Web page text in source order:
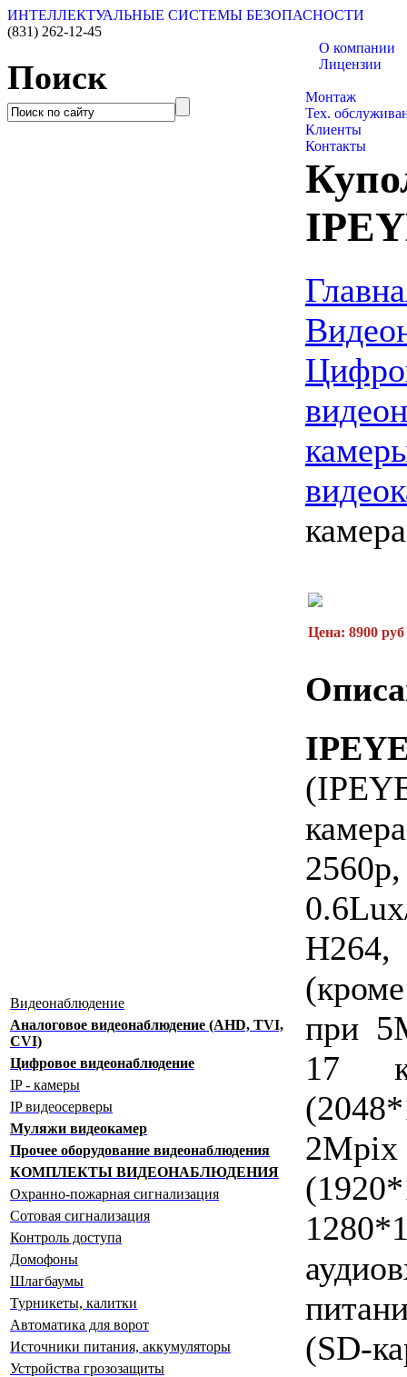
ИНТЕЛЛЕКТУАЛЬНЫЕ СИСТЕМЫ БЕЗОПАСНОСТИ
(831) 262-12-45
Поиск
О компании
Лицензии
Монтаж
Тех.
Клиенты
Контакты
Видеонаблюдение
Аналоговое видеонаблюдение (AHD, TVI,
CVI)
Цифровое видеонаблюдение
IP - камеры
IP видеосерверы
Муляжи видеокамер
Прочее оборудование видеонаблюдения
КОМПЛЕКТЫ ВИДЕОНАБЛЮДЕНИЯ
Охранно-пожарная сигнализация
Сотовая сигнализация
Контроль доступа
Домофоны
Шлагбаумы
Турникеты, калитки
Автоматика для ворот
Источники питания, аккумуляторы
Устройства грозозащиты
Цена: 8900 руб
при
17
(SD-